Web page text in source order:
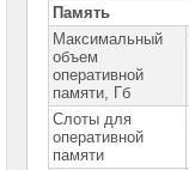
Активное
сетевое
оборудование
СХД
системы
хранения
данных
Память
Максимальный
объем
оперативной
памяти, Гб
Слоты для
оперативной
памяти